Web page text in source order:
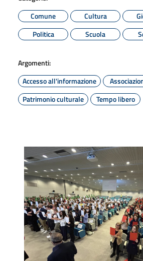
Comune
Cultura
Politica
Scuola
Argomenti:
Accesso all'informazione
Patrimonio culturale
Tempo libero